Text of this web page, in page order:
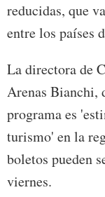
reducidas, que
entre los países
La directora de
Arenas Bianchi,
programa es
turismo' en la
boletos pueden
viernes.